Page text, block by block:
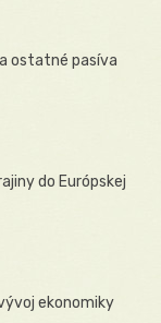
ostatné pasíva
do Európskej
ekonomiky